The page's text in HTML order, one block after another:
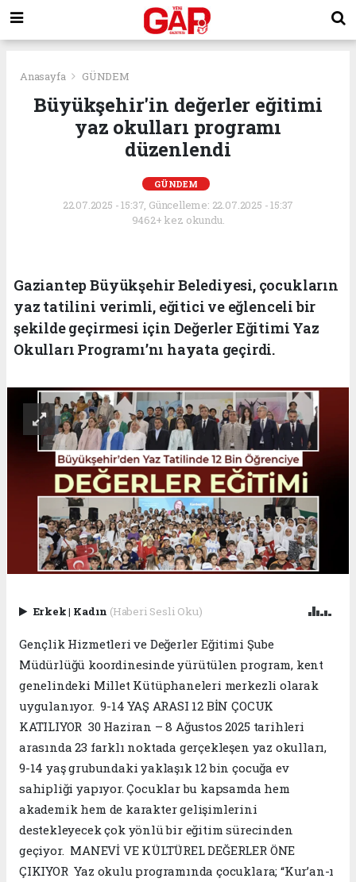
Anasayfa GÜNDEM
Büyükşehir'in değerler eğitimi
yaz okulları programı
düzenlendi
GÜNDEM
22.07.2025 - 15:37, Güncelleme: 22.07.2025 - 15:37
9462+ kez okundu.
Gaziantep Büyükşehir Belediyesi, çocukların
yaz tatilini verimli, eğitici ve eğlenceli bir
şekilde geçirmesi için Değerler Eğitimi Yaz
Okulları Programı’nı hayata geçirdi.
Erkek| Kadın (Haberi Sesli Oku)
Gençlik Hizmetleri ve Değerler Eğitimi Şube
Müdürlüğü koordinesinde yürütülen program, kent
genelindeki Millet Kütüphaneleri merkezli olarak
uygulanıyor. 9-14 YAŞ ARASI 12 BİN ÇOCUK
KATILIYOR 30 Haziran – 8 Ağustos 2025 tarihleri
arasında 23 farklı noktada gerçekleşen yaz okulları,
9-14 yaş grubundaki yaklaşık 12 bin çocuğa ev
sahipliği yapıyor. Çocuklar bu kapsamda hem
akademik hem de karakter gelişimlerini
destekleyecek çok yönlü bir eğitim sürecinden
geçiyor. MANEVİ VE KÜLTÜREL DEĞERLER ÖNE
ÇIKIYOR Yaz okulu programında çocuklara; “Kur’an-ı